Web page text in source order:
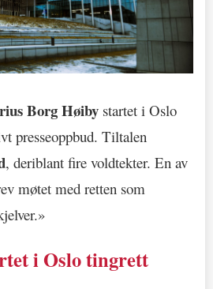
Borg Høiby startet i Oslo
presseoppbud. Tiltalen
, deriblant fire voldtekter. En av
møtet med retten som
i Oslo tingrett